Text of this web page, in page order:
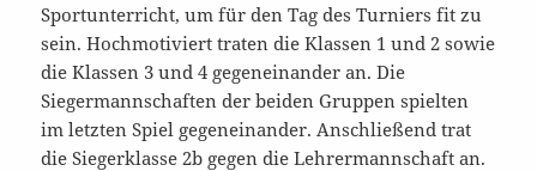
Sportunterricht, um für den Tag des Turniers fit zu
sein. Hochmotiviert traten die Klassen 1 und 2 sowie
die Klassen 3 und 4 gegeneinander an. Die
Siegermannschaften der beiden Gruppen spielten
im letzten Spiel gegeneinander. Anschließend trat
die Siegerklasse 2b gegen die Lehrermannschaft an.